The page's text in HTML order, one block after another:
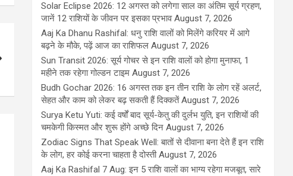
Solar Eclipse 2026: 12 अगस्त को लगेगा साल का अंतिम सूर्य ग्रहण,
जानें 12 राशियों के जीवन पर इसका प्रभाव August 7, 2026
Aaj Ka Dhanu Rashifal: धनु राशि वालों को मिलेंगे करियर में आगे
बढ़ने के मौके, पढ़ें आज का राशिफल August 7, 2026
Sun Transit 2026: सूर्य गोचर से इन राशि वालों को होगा मुनाफा, 1
महीने तक रहेगा गोल्डन टाइम August 7, 2026
Budh Gochar 2026: 16 अगस्त तक इन तीन राशि के लोग रहें अलर्ट,
सेहत और काम को लेकर बढ़ सकती हैं दिक्कतें August 7, 2026
Surya Ketu Yuti: कई वर्षों बाद सूर्य-केतु की दुर्लभ युति, इन राशियों की
चमकेगी किस्मत और शुरू होंगे अच्छे दिन August 7, 2026
Zodiac Signs That Speak Well: बातों से दीवाना बना देते हैं इन राशि
के लोग, हर कोई करना चाहता है दोस्ती August 7, 2026
Aaj Ka Rashifal 7 Aug: इन 5 राशि वालों का भाग्य रहेगा मजबूत, सारे